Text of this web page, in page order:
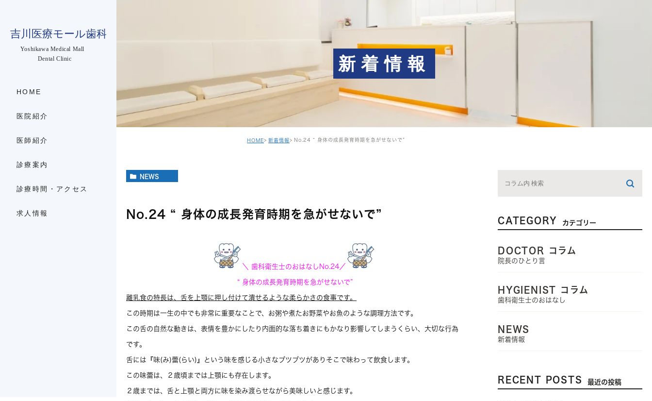
HOME
医院紹介
医師紹介
診療案内
診療時間・アクセス
求人情報
新着情報
HOME 新着情報 No.24 “ 身体の成長発育時期を急がせないで”
NEWS
No.24 “ 身体の成長発育時期を急がせないで”
＼ 歯科衛生士のおはなしNo.24／
“ 身体の成長発育時期を急がせないで”
離乳食の特長は、舌を上顎に押し付けて潰せるような柔らかさの食事です。
この時期は一生の中でも非常に重要なことで、お粥や煮たお野菜やお魚のような調理方法です。
この舌の自然な動きは、表情を豊かにしたり内面的な落ち着きにもかなり影響してしまうくらい、大切な行為
です。
舌には『味(み)蕾(らい)』という味を感じる小さなブツブツがありそこで味わって飲食します。
この味蕾は、２歳頃までは上顎にも存在します。
２歳までは、舌と上顎と両方に味を染み渡らせながら美味しいと感じます。
CATEGORY カテゴリー
DOCTOR コラム
院長のひとり言
HYGIENIST コラム
歯科衛生士のおはなし
NEWS
新着情報
RECENT POSTS 最近の投稿